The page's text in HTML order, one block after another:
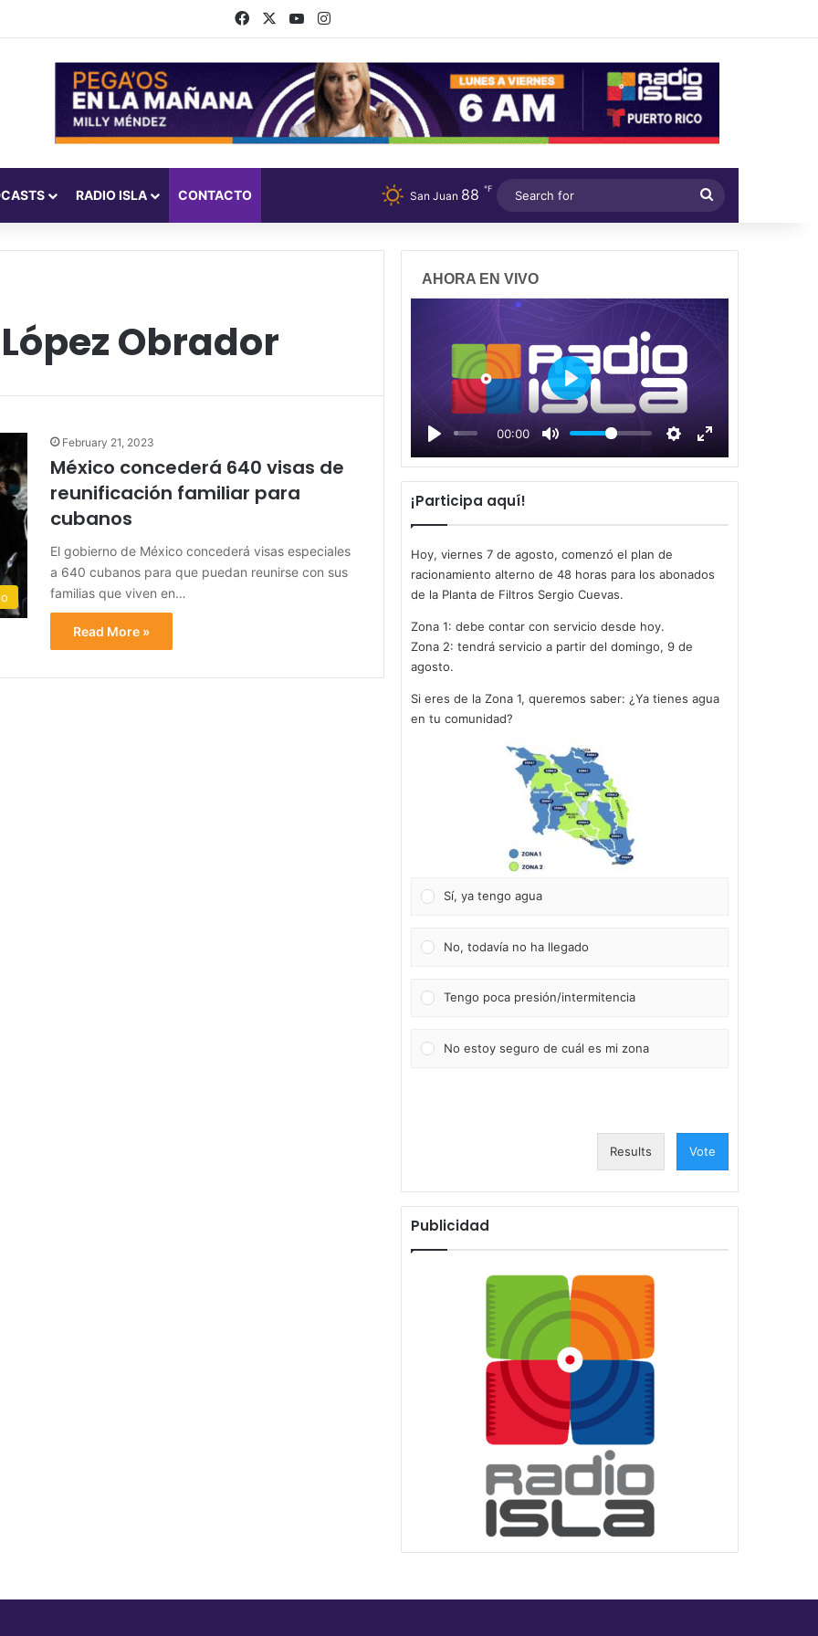
FacebookYouTubeInstagram
RADIO ISLA CONTACTO San Juan 88 ℉
for
Obrador
February 21, 2023
México concederá 640 visas de
reunificación familiar para
cubanos
El gobierno de México concederá visas especiales
a 640 cubanos para que puedan reunirse con sus
familias que viven en…
Read More »
AHORA EN VIVO
00:00
P
l
a
y
¡Participa aquí!
Hoy, viernes 7 de agosto, comenzó el plan de
racionamiento alterno de 48 horas para los abonados
de la Planta de Filtros Sergio Cuevas.
Zona 1: debe contar con servicio desde hoy.
Zona 2: tendrá servicio a partir del domingo, 9 de
agosto.
Si eres de la Zona 1, queremos saber: ¿Ya tienes agua
en tu comunidad?
Sí, ya tengo agua
No, todavía no ha llegado
Tengo poca presión/intermitencia
No estoy seguro de cuál es mi zona
Results Vote
Publicidad